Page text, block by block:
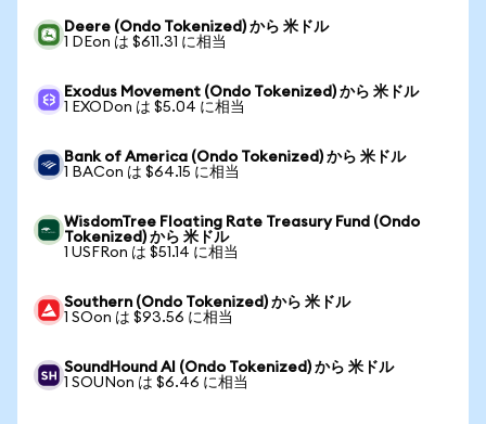
Deere (Ondo Tokenized) から 米ドル
1 DEon は $611.31 に相当
Exodus Movement (Ondo Tokenized) から 米ドル
1 EXODon は $5.04 に相当
Bank of America (Ondo Tokenized) から 米ドル
1 BACon は $64.15 に相当
WisdomTree Floating Rate Treasury Fund (Ondo
Tokenized) から 米ドル
1 USFRon は $51.14 に相当
Southern (Ondo Tokenized) から 米ドル
1 SOon は $93.56 に相当
SoundHound AI (Ondo Tokenized) から 米ドル
1 SOUNon は $6.46 に相当